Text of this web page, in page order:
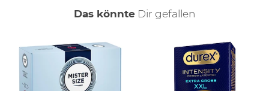
Das könnte Dir auch
gefallen